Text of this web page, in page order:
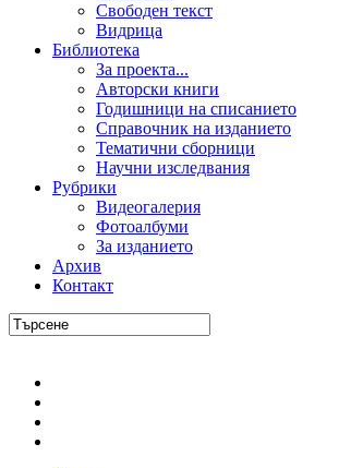
Свободен текст
Видрица
Библиотека
За проекта...
Авторски книги
Годишници на списанието
Справочник на изданието
Тематични сборници
Научни изследвания
Рубрики
Видеогалерия
Фотоалбуми
За изданието
Архив
Контакт